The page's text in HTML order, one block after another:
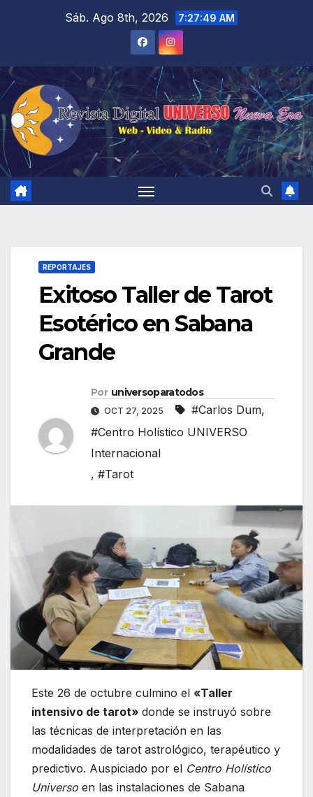
Sáb. Ago 8th, 2026 7:27:51 AM
REPORTAJES
Exitoso Taller de Tarot
Esotérico en Sabana
Grande
Por universoparatodos
OCT 27, 2025 #Carlos Dum,
#Centro Holístico UNIVERSO
Internacional
, #Tarot
Este 26 de octubre culmino el «Taller
intensivo de tarot» donde se instruyó sobre
las técnicas de interpretación en las
modalidades de tarot astrológico, terapéutico y
predictivo. Auspiciado por el Centro Holístico
Universo en las instalaciones de Sabana